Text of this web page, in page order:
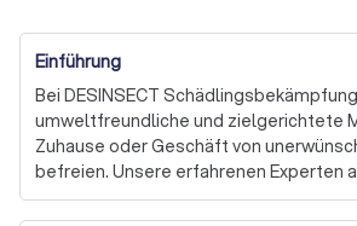
Einführung
Bei DESINSECT
umweltfreundliche und zielgerichtete
Zuhause oder Geschäft von
befreien. Unsere erfahrenen Experten
sorgfältig den Befall und wählen die